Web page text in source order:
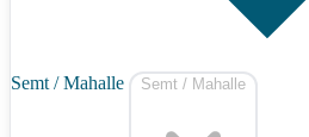
Semt / Mahalle Semt / Mahalle